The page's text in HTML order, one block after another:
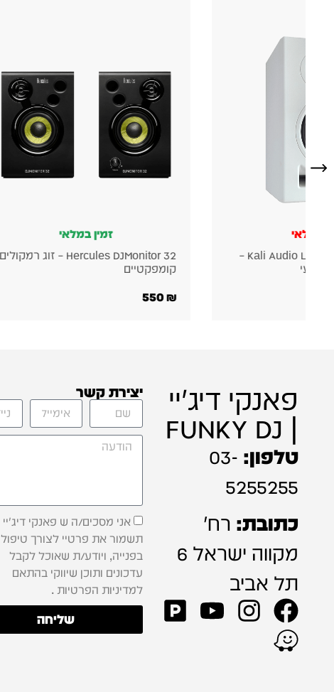
Hercules DJMonitor 32 – זוג רמקולים
פאנקי דיג'יי
| FUNKY DJ
טלפון: 03-
5255255
כתובת: רח'
מקווה ישראל 6
תל אביב
יצירת קשר
אני מסכים/ה ש פאנקי דיג'יי
תשמור את פרטיי לצורך טיפול
בפנייה, ויודע/ת שאוכל לקבל
עדכונים ותוכן שיווקי בהתאם
למדיניות הפרטיות .
שליחה